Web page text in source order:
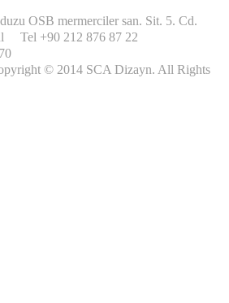
OSB mermerciler san. Sit. 5. Cd.
Tel +90 212 876 87 22
© 2014 SCA Dizayn. All Rights